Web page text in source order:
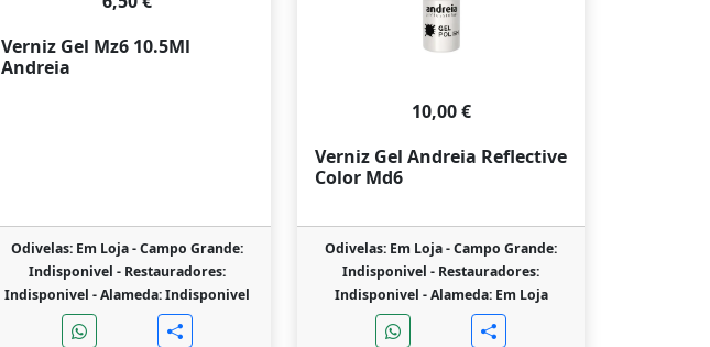
Verniz Gel Mz6 10.5Ml
Andreia
Odivelas: Em Loja -Campo Grande:
Indisponivel - Restauradores:
Indisponivel -Alameda: Indisponivel
10,00 €
Verniz Gel Andreia Reflective
Color Md6
Odivelas: Em Loja -Campo Grande:
Indisponivel - Restauradores:
Indisponivel -Alameda: Em Loja